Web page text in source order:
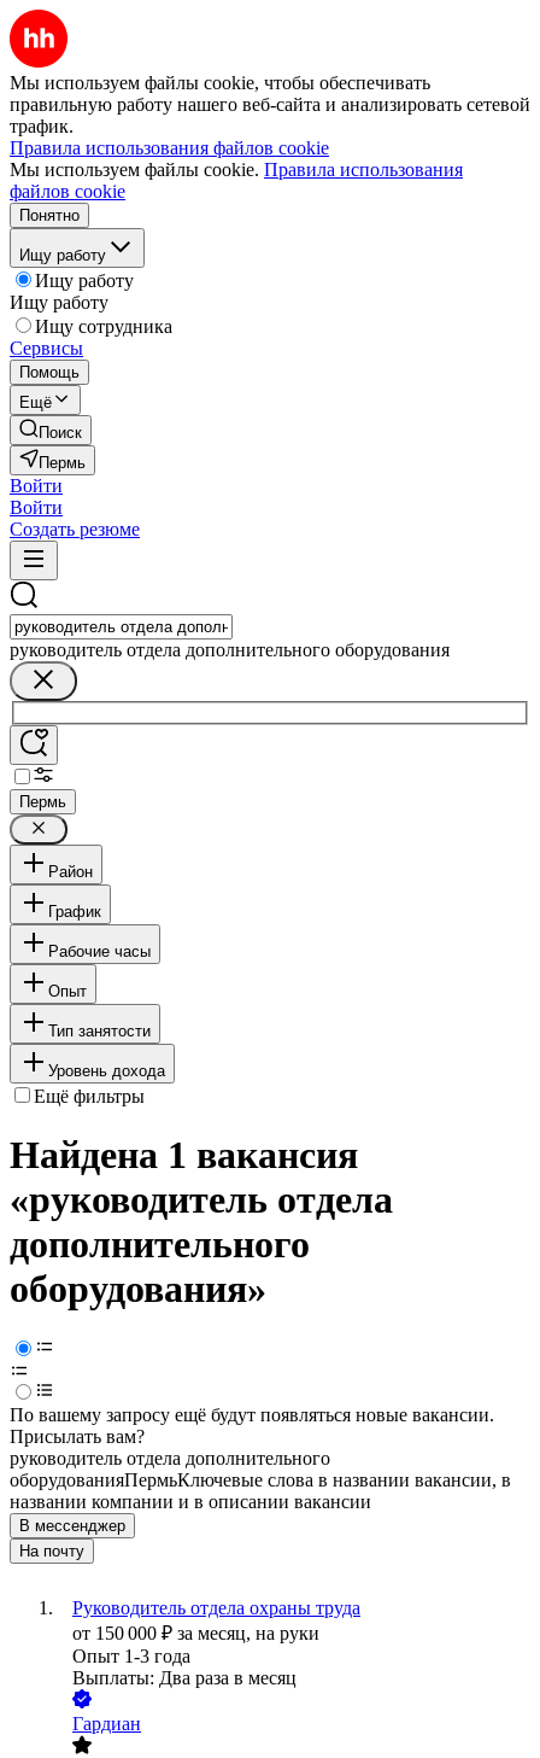
Мы используем файлы cookie, чтобы обеспечивать
правильную работу нашего веб-сайта и анализировать сетевой
трафик.
Правила использования файлов cookie
Мы используем файлы cookie. Правила использования
файлов cookie
Понятно
Ищу работу
Ищу работу
Ищу работу
Ищу сотрудника
Сервисы
Помощь
Ещё
Поиск
Пермь
Войти
Войти
Создать резюме
руководитель отдела дополнительного оборудования
Пермь
Район
График
Рабочие часы
Опыт
Тип занятости
Уровень дохода
Ещё фильтры
Найдена 1 вакансия
«руководитель отдела
дополнительного
оборудования»
По вашему запросу ещё будут появляться новые вакансии.
Присылать вам?
руководитель отдела дополнительного
оборудованияПермьКлючевые слова в названии вакансии, в
названии компании и в описании вакансии
В мессенджер
На почту
Руководитель отдела охраны труда
от 150 000 ₽ за месяц, на руки
Опыт 1-3 года
Выплаты: Два раза в месяц
Гардиан